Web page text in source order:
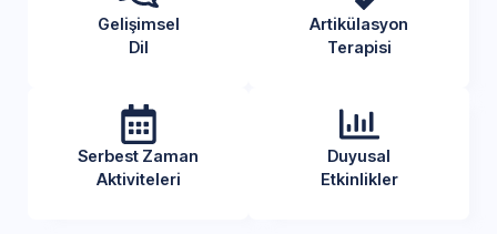
Gelişimsel
Dil
Artikülasyon
Terapisi
Serbest Zaman
Aktiviteleri
Duyusal
Etkinlikler